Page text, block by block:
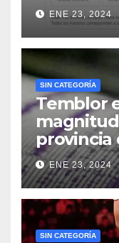
ENE 23, 2024
SIN CATEGORÍA
Temblor
provincia
ENE 23, 2024
SIN CATEGORÍA